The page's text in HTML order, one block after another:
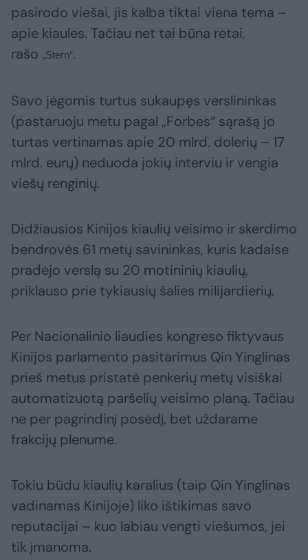
pasirodo viešai, jis kalba tiktai viena tema –
apie kiaules. Tačiau net tai būna retai,
rašo „Stern“.
Savo jėgomis turtus sukaupęs verslininkas
(pastaruoju metu pagal „Forbes“ sąrašą jo
turtas vertinamas apie 20 mlrd. dolerių – 17
mlrd. eurų) neduoda jokių interviu ir vengia
viešų renginių.
Didžiausios Kinijos kiaulių veisimo ir skerdimo
bendrovės 61 metų savininkas, kuris kadaise
pradėjo verslą su 20 motininių kiaulių,
priklauso prie tykiausių šalies milijardierių.
Per Nacionalinio liaudies kongreso fiktyvaus
Kinijos parlamento pasitarimus Qin Yinglinas
prieš metus pristatė penkerių metų visiškai
automatizuotą paršelių veisimo planą. Tačiau
ne per pagrindinį posėdį, bet uždarame
frakcijų plenume.
Tokiu būdu kiaulių karalius (taip Qin Yinglinas
vadinamas Kinijoje) liko ištikimas savo
reputacijai – kuo labiau vengti viešumos, jei
tik įmanoma.